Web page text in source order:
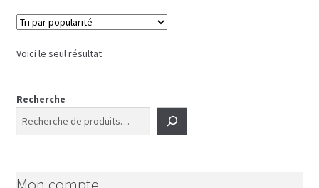
Voici le seul résultat
Recherche